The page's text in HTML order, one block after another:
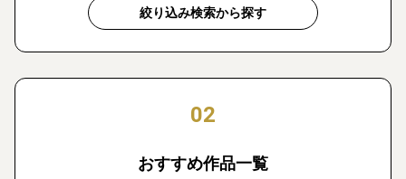
絞り込み検索から探す
02
おすすめ作品一覧